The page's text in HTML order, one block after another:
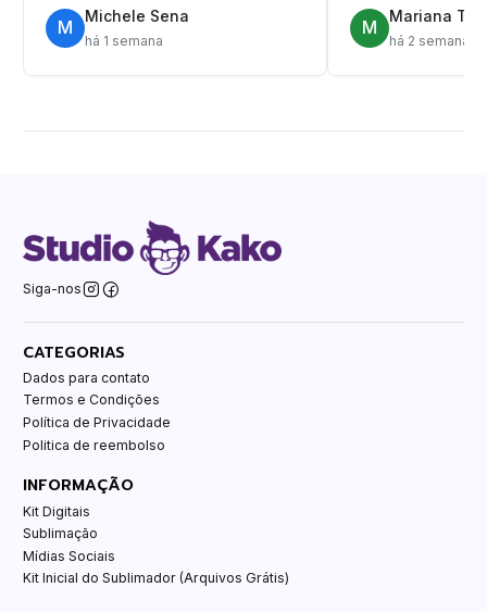
M
Michele Sena
há 1 semana
M
Mariana T.
há 2 semanas
Siga-nos
CATEGORIAS
Dados para contato
Termos e Condições
Política de Privacidade
Politica de reembolso
INFORMAÇÃO
Kit Digitais
Sublimação
Mídias Sociais
Kit Inicial do Sublimador (Arquivos Grátis)